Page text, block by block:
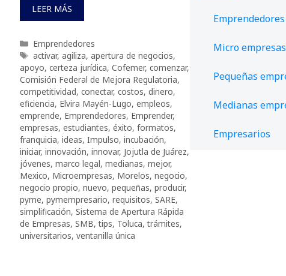
LEER MÁS
Categorías
Emprendedores
Etiquetas
activar, agiliza, apertura de negocios,
apoyo, certeza jurídica, Cofemer, comenzar,
Comisión Federal de Mejora Regulatoria,
competitividad, conectar, costos, dinero,
eficiencia, Elvira Mayén-Lugo, empleos,
emprende, Emprendedores, Emprender,
empresas, estudiantes, éxito, formatos,
franquicia, ideas, Impulso, incubación,
iniciar, innovación, innovar, Jojutla de Juárez,
jóvenes, marco legal, medianas, mejor,
Mexico, Microempresas, Morelos, negocio,
negocio propio, nuevo, pequeñas, producir,
pyme, pymempresario, requisitos, SARE,
simplificación, Sistema de Apertura Rápida
de Empresas, SMB,tips, Toluca,trámites,
universitarios, ventanilla única
Emprendedores
Micro empresas
Pequeñas
Medianas
Empresarios